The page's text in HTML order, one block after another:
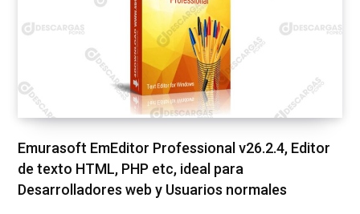
Emurasoft EmEditor Professional v26.2.4, Editor
de texto HTML, PHP etc, ideal para
Desarrolladores web y Usuarios normales